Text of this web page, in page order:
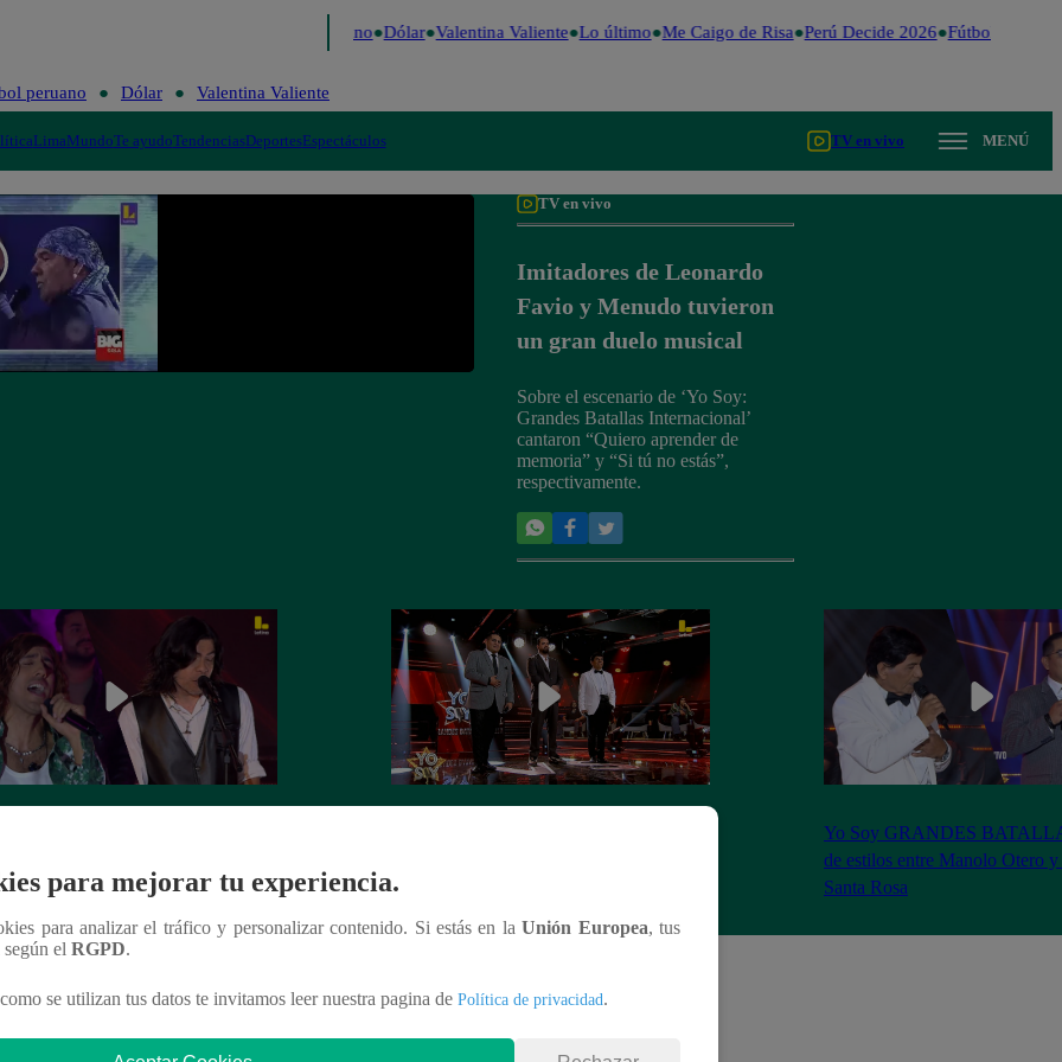
Fútbol peruano Dólar Valentina Valiente Lo último Me Caigo de Risa Perú Decide 2026 Fútbol peruano
peruano Dólar Valentina Valiente
LimaMundoTe ayudoTendenciasDeportesEspectáculos TV en vivo MENÚ
TV en vivo
Imitadores de Leonardo
Favio y Menudo tuvieron
un gran duelo musical
Sobre el escenario de ‘Yo Soy:
Grandes Batallas Internacional’
cantaron “Quiero aprender de
memoria” y “Si tú no estás”,
respectivamente.
Mateos
la batalla
Yo Soy GRANDES
de estilos entre Manolo Otero
Santa Rosa
para mejorar tu experiencia.
para analizar el tráfico y personalizar contenido. Si estás en laUnión Europea, tus
según el RGPD.
se utilizan tus datos te invitamos leer nuestra pagina de Política de privacidad.